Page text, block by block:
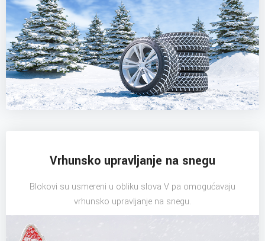
Vrhunsko upravljanje na snegu
Blokovi su usmereni u obliku slova V pa omogućavaju
vrhunsko upravljanje na snegu.